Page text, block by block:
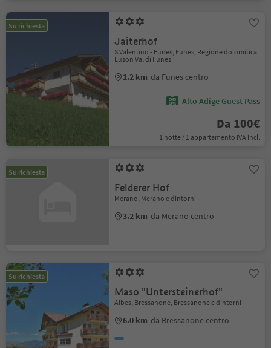
Su richiesta
Jaiterhof
S.Valentino - Funes, Funes, Regione dolomitica
Luson Val di Funes
1.2 km da Funes centro
Alto Adige Guest Pass
Da 100€
1 notte / 1 appartamento IVA incl.
Su richiesta
Felderer Hof
Merano, Merano e dintorni
3.2 km da Merano centro
Su richiesta
Maso "Untersteinerhof"
Albes, Bressanone, Bressanone e dintorni
6.0 km da Bressanone centro